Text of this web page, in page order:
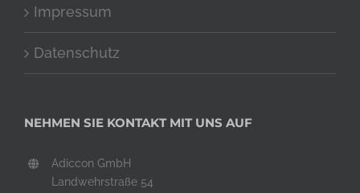
Impressum
Datenschutz
NEHMEN SIE KONTAKT MIT UNS AUF
Adiccon GmbH
Landwehrstraße 54